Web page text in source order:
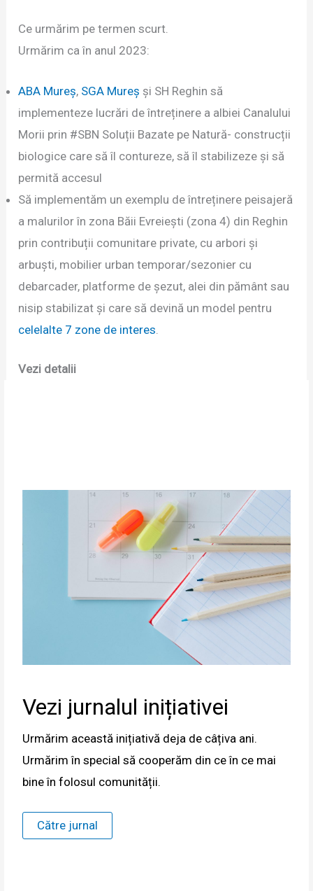
Ce urmărim pe termen scurt.
Urmărim ca în anul 2023:
ABA Mureș, SGA Mureș și SH Reghin să
implementeze lucrări de întreținere a albiei Canalului
Morii prin #SBN Soluții Bazate pe Natură- construcții
biologice care să îl contureze, să îl stabilizeze și să
permită accesul
Să implementăm un exemplu de întreținere peisajeră
a malurilor în zona Băii Evreiești (zona 4) din Reghin
prin contribuții comunitare private, cu arbori și
arbuști, mobilier urban temporar/sezonier cu
debarcader, platforme de șezut, alei din pământ sau
nisip stabilizat și care să devină un model pentru
celelalte 7 zone de interes
Vezi detalii
Vezi jurnalul inițiativei
Urmărim această inițiativă deja de câțiva ani.
Urmărim în special să cooperăm din ce în ce mai
bine în folosul comunității.
Către jurnal